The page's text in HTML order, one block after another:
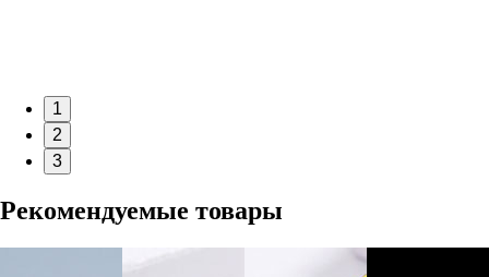
1
2
3
Рекомендуемые товары